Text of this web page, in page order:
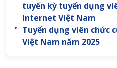
tuyển kỳ tuyển dụng
Internet Việt Nam
Tuyển dụng viên chức
Việt Nam năm 2025